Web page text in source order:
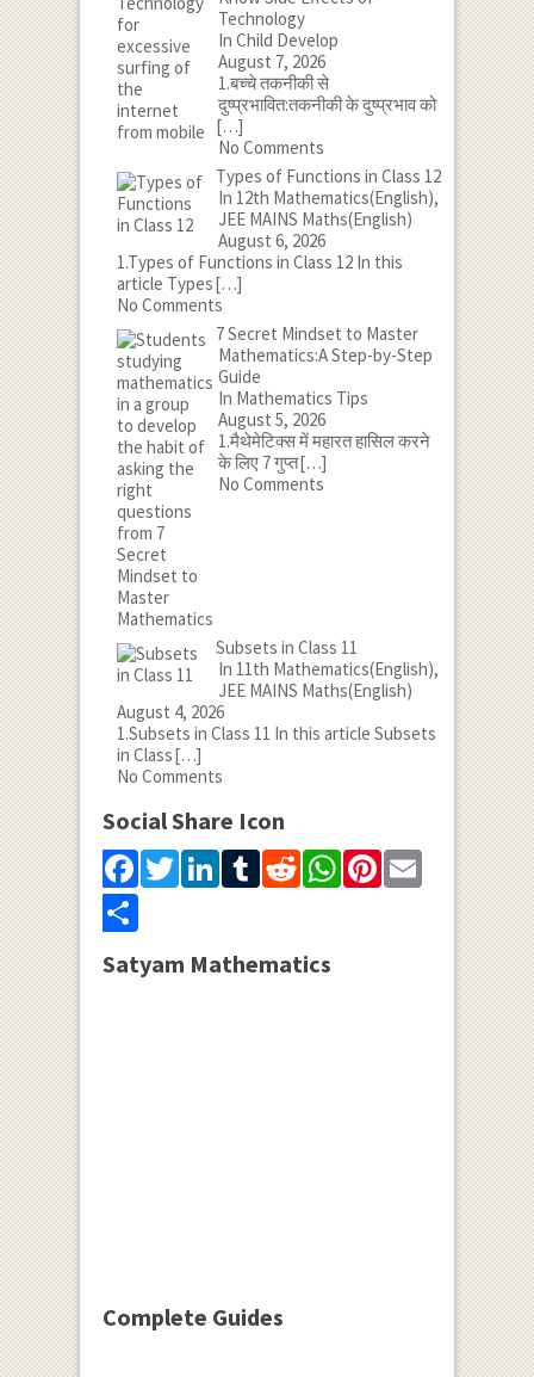
Technology
In Child Develop
August 7, 2026
1.बच्चे तकनीकी से
दुष्प्रभावित:तकनीकी के दुष्प्रभाव को
[…]
No Comments
Types of Functions in Class 12
In 12th Mathematics(English),
JEE MAINS Maths(English)
August 6, 2026
1.Types of Functions in Class 12 In this
article Types[…]
No Comments
7 Secret Mindset to Master
Mathematics:A Step-by-Step
Guide
In Mathematics Tips
August 5, 2026
1.मैथेमेटिक्स में महारत हासिल करने
के लिए 7 गुप्त[…]
No Comments
Subsets in Class 11
In 11th Mathematics(English),
JEE MAINS Maths(English)
August 4, 2026
1.Subsets in Class 11 In this article Subsets
in Class[…]
No Comments
Social Share Icon
Facebook
Twitter
LinkedIn
Tumblr
Reddit
WhatsApp
Pinterest
Email
Share
Satyam Mathematics
Complete Guides